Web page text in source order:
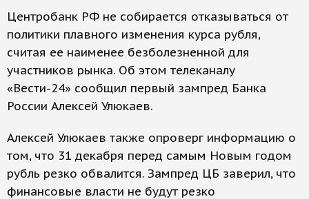
Центробанк РФ не собирается отказываться от
политики плавного изменения курса рубля,
считая ее наименее безболезненной для
участников рынка. Об этом телеканалу
«Вести-24» сообщил первый зампред Банка
России Алексей Улюкаев.
Алексей Улюкаев также опроверг информацию о
том, что 31 декабря перед самым Новым годом
рубль резко обвалится. Зампред ЦБ заверил, что
финансовые власти не будут резко